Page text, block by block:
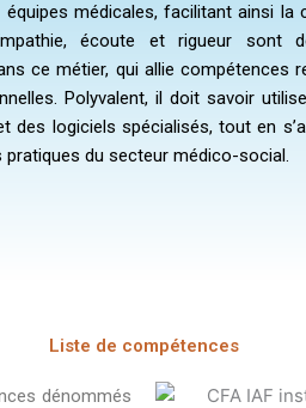
médicales, facilitant ainsi la
écoute et rigueur sont
ce métier, qui allie compétences
Polyvalent, il doit savoir
des logiciels spécialisés, tout en
pratiques du secteur médico-social.
Liste de compétences
dénommés